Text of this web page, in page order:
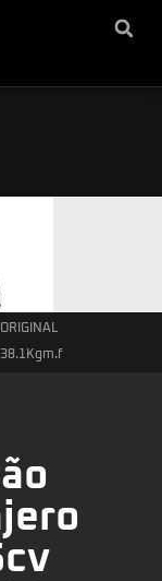
ORIGINAL
38.1Kgm.f